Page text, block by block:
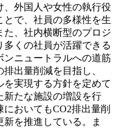
外国人や女性の執行役
とで、社員の多様性を生
、社内横断型のプロジ
多くの社員が活躍できる
ンニュートラルへの道筋
出量削減を目指し、
を実現する方針を定めて
新たな施設の増設を行
おいてもCO2排出量削
を推進している。ま